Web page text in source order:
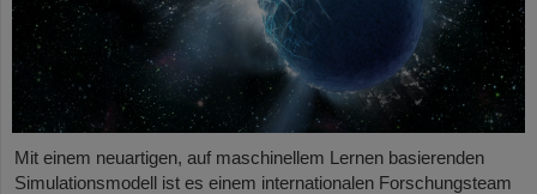
Mit einem neuartigen, auf maschinellem Lernen basierenden
Simulationsmodell ist es einem internationalen Forschungsteam